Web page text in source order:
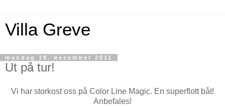
Villa Greve
mandag 19. desember 2011
Ut på tur!
Vi har storkost oss på Color Line Magic. En superflott båt!
Anbefales!